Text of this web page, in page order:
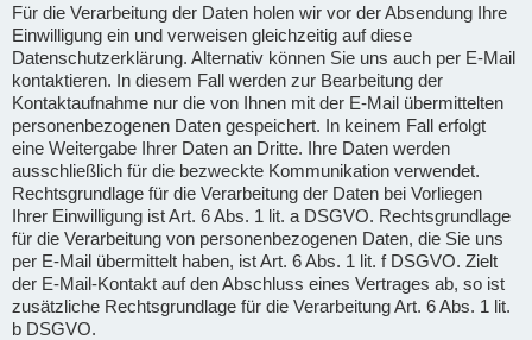
Für die Verarbeitung der Daten holen wir vor der Absendung Ihre
Einwilligung ein und verweisen gleichzeitig auf diese
Datenschutzerklärung. Alternativ können Sie uns auch per E-Mail
kontaktieren. In diesem Fall werden zur Bearbeitung der
Kontaktaufnahme nur die von Ihnen mit der E-Mail übermittelten
personenbezogenen Daten gespeichert. In keinem Fall erfolgt
eine Weitergabe Ihrer Daten an Dritte. Ihre Daten werden
ausschließlich für die bezweckte Kommunikation verwendet.
Rechtsgrundlage für die Verarbeitung der Daten bei Vorliegen
Ihrer Einwilligung ist Art. 6 Abs. 1 lit. a DSGVO. Rechtsgrundlage
für die Verarbeitung von personenbezogenen Daten, die Sie uns
per E-Mail übermittelt haben, ist Art. 6 Abs. 1 lit. f DSGVO. Zielt
der E-Mail-Kontakt auf den Abschluss eines Vertrages ab, so ist
zusätzliche Rechtsgrundlage für die Verarbeitung Art. 6 Abs. 1 lit.
b DSGVO.